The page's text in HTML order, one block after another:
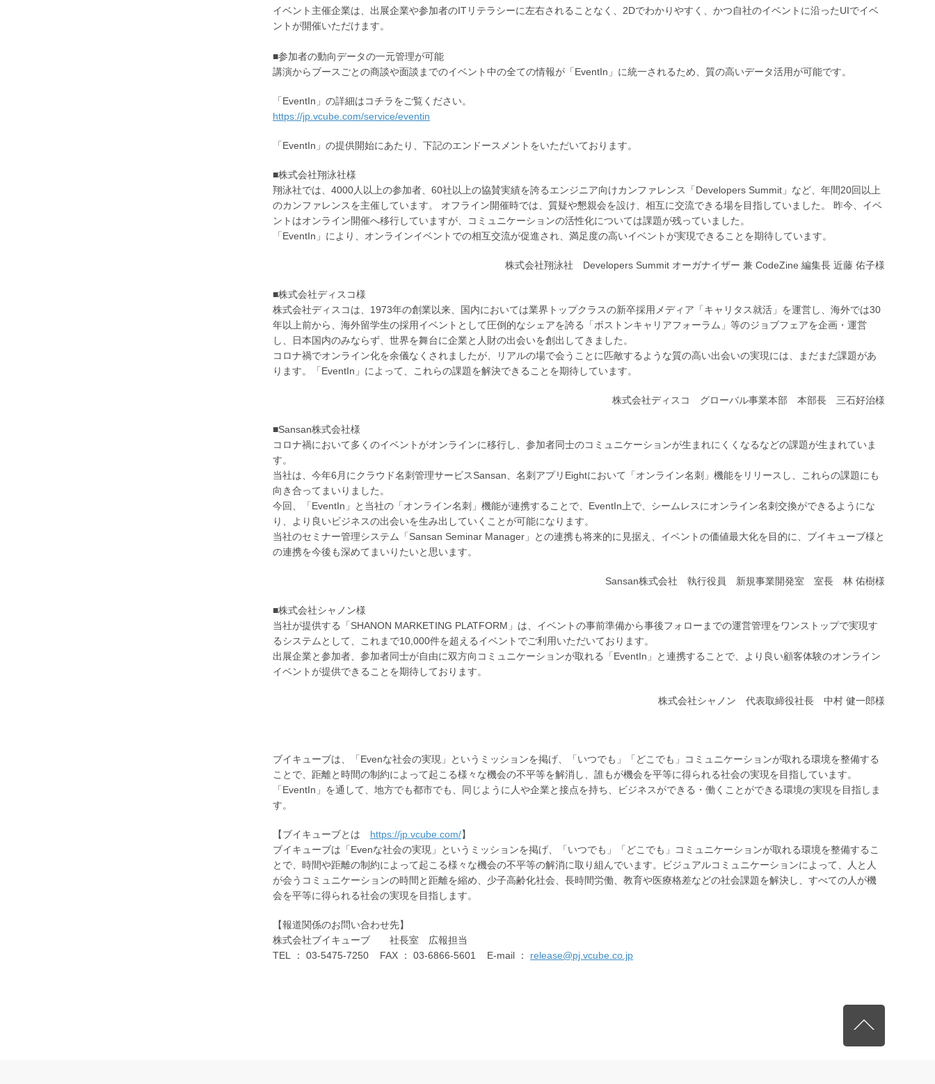
イベント主催企業は、出展企業や参加者のITリテラシーに左右されることなく、2Dでわかりやすく、かつ自社のイベントに沿ったUIでイベ
ントが開催いただけます。
■参加者の動向データの一元管理が可能
講演からブースごとの商談や面談までのイベント中の全ての情報が「EventIn」に統一されるため、質の高いデータ活用が可能です。
「EventIn」の詳細はコチラをご覧ください。
https://jp.vcube.com/service/eventin
「EventIn」の提供開始にあたり、下記のエンドースメントをいただいております。
■株式会社翔泳社様
翔泳社では、4000人以上の参加者、60社以上の協賛実績を誇るエンジニア向けカンファレンス「Developers Summit」など、年間20回以上
のカンファレンスを主催しています。 オフライン開催時では、質疑や懇親会を設け、相互に交流できる場を目指していました。 昨今、イベ
ントはオンライン開催へ移行していますが、コミュニケーションの活性化については課題が残っていました。
「EventIn」により、オンラインイベントでの相互交流が促進され、満足度の高いイベントが実現できることを期待しています。
株式会社翔泳社 Developers Summit オーガナイザー 兼 CodeZine 編集長 近藤 佑子様
■株式会社ディスコ様
株式会社ディスコは、1973年の創業以来、国内においては業界トップクラスの新卒採用メディア「キャリタス就活」を運営し、海外では30
年以上前から、海外留学生の採用イベントとして圧倒的なシェアを誇る「ボストンキャリアフォーラム」等のジョブフェアを企画・運営
し、日本国内のみならず、世界を舞台に企業と人財の出会いを創出してきました。
コロナ禍でオンライン化を余儀なくされましたが、リアルの場で会うことに匹敵するような質の高い出会いの実現には、まだまだ課題があ
ります。「EventIn」によって、これらの課題を解決できることを期待しています。
株式会社ディスコ グローバル事業本部 本部長 三石好治様
■Sansan株式会社様
コロナ禍において多くのイベントがオンラインに移行し、参加者同士のコミュニケーションが生まれにくくなるなどの課題が生まれていま
す。
当社は、今年6月にクラウド名刺管理サービスSansan、名刺アプリEightにおいて「オンライン名刺」機能をリリースし、これらの課題にも
向き合ってまいりました。
今回、「EventIn」と当社の「オンライン名刺」機能が連携することで、EventIn上で、シームレスにオンライン名刺交換ができるようにな
り、より良いビジネスの出会いを生み出していくことが可能になります。
当社のセミナー管理システム「Sansan Seminar Manager」との連携も将来的に見据え、イベントの価値最大化を目的に、ブイキューブ様と
の連携を今後も深めてまいりたいと思います。
Sansan株式会社 執行役員 新規事業開発室 室長 林 佑樹様
■株式会社シャノン様
当社が提供する「SHANON MARKETING PLATFORM」は、イベントの事前準備から事後フォローまでの運営管理をワンストップで実現す
るシステムとして、これまで10,000件を超えるイベントでご利用いただいております。
出展企業と参加者、参加者同士が自由に双方向コミュニケーションが取れる「EventIn」と連携することで、より良い顧客体験のオンライン
イベントが提供できることを期待しております。
株式会社シャノン 代表取締役社長 中村 健一郎様
ブイキューブは、「Evenな社会の実現」というミッションを掲げ、「いつでも」「どこでも」コミュニケーションが取れる環境を整備する
ことで、距離と時間の制約によって起こる様々な機会の不平等を解消し、誰もが機会を平等に得られる社会の実現を目指しています。
「EventIn」を通して、地方でも都市でも、同じように人や企業と接点を持ち、ビジネスができる・働くことができる環境の実現を目指しま
す。
【ブイキューブとは https://jp.vcube.com/】
ブイキューブは「Evenな社会の実現」というミッションを掲げ、「いつでも」「どこでも」コミュニケーションが取れる環境を整備するこ
とで、時間や距離の制約によって起こる様々な機会の不平等の解消に取り組んでいます。ビジュアルコミュニケーションによって、人と人
が会うコミュニケーションの時間と距離を縮め、少子高齢化社会、長時間労働、教育や医療格差などの社会課題を解決し、すべての人が機
会を平等に得られる社会の実現を目指します。
【報道関係のお問い合わせ先】
株式会社ブイキューブ 社長室 広報担当
TEL ： 03-5475-7250 FAX ： 03-6866-5601 E-mail ： release@pj.vcube.co.jp